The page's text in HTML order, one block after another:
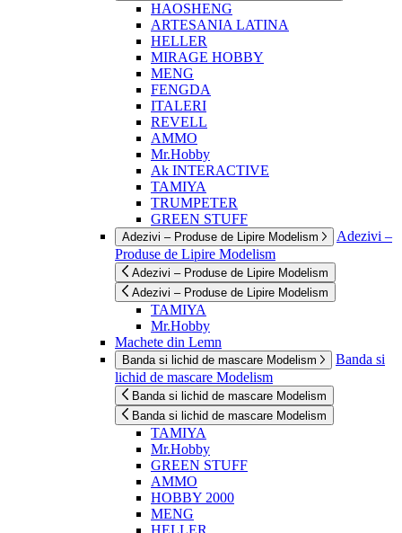
HAOSHENG
ARTESANIA LATINA
HELLER
MIRAGE HOBBY
MENG
FENGDA
ITALERI
REVELL
AMMO
Mr.Hobby
Ak INTERACTIVE
TAMIYA
TRUMPETER
GREEN STUFF
Adezivi – Produse de Lipire Modelism
Adezivi –
Produse de Lipire Modelism
Adezivi – Produse de Lipire Modelism
Adezivi – Produse de Lipire Modelism
TAMIYA
Mr.Hobby
Machete din Lemn
Banda si lichid de mascare Modelism
Banda si
lichid de mascare Modelism
Banda si lichid de mascare Modelism
Banda si lichid de mascare Modelism
TAMIYA
Mr.Hobby
GREEN STUFF
AMMO
HOBBY 2000
MENG